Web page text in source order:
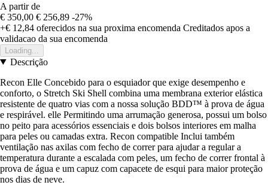
A partir de
€ 350,00 € 256,89 -27%
+€ 12,84 oferecidos na sua proxima encomenda Creditados apos a
validacao da sua encomenda
Loading...
Descrição
Recon Elle Concebido para o esquiador que exige desempenho e
conforto, o Stretch Ski Shell combina uma membrana exterior elástica
resistente de quatro vias com a nossa solução BDD™ à prova de água
e respirável. elle Permitindo uma arrumação generosa, possui um bolso
no peito para acessórios essenciais e dois bolsos interiores em malha
para peles ou camadas extra. Recon compatible Inclui também
ventilação nas axilas com fecho de correr para ajudar a regular a
temperatura durante a escalada com peles, um fecho de correr frontal à
prova de água e um capuz com capacete de esqui para maior proteção
nos dias de neve.